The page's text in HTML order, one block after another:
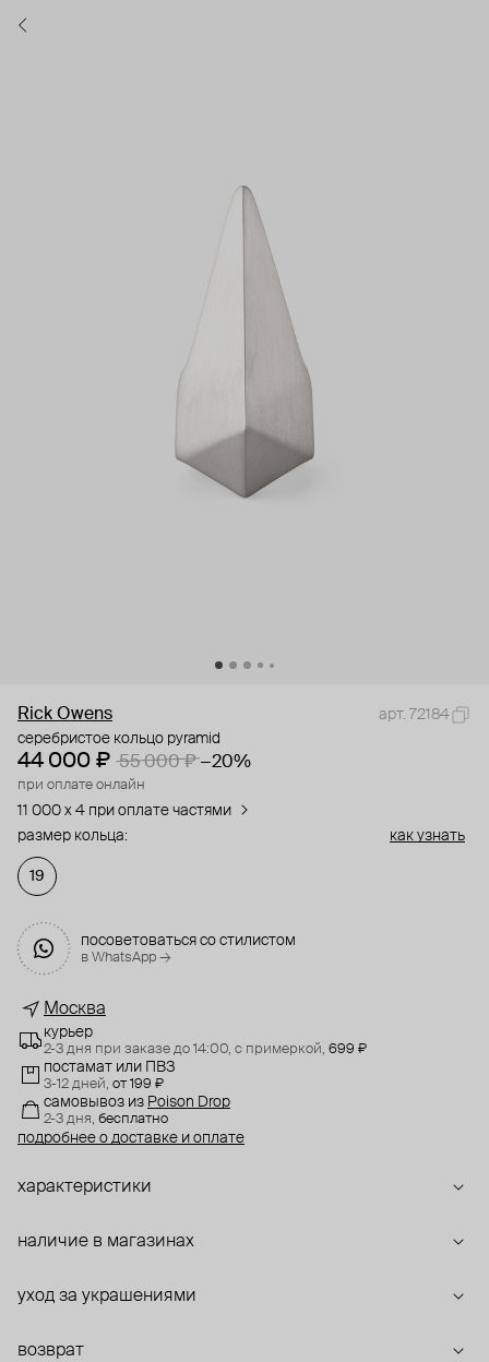
Rick Owens
арт. 72184
серебристое кольцо pyramid
44 000 ₽ 55 000 ₽ −20%
при оплате онлайн
11 000 x 4 при оплате частями
размер кольца:
как узнать
19
посоветоваться со стилистом
в WhatsApp →
Москва
курьер
2-3 дня при заказе до 14:00, с примеркой, 699 ₽
постамат или ПВЗ
3-12 дней, от 199 ₽
самовывоз из Poison Drop
2-3 дня, бесплатно
подробнее о доставке и оплате
характеристики
наличие в магазинах
уход за украшениями
возврат